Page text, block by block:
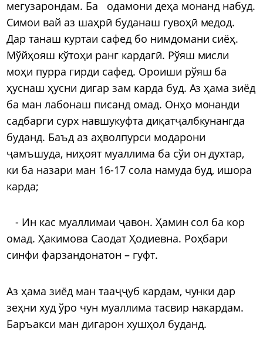
мегузарондам. Ба одамони деҳа монанд набуд.
Симои вай аз шаҳрӣ буданаш гувоҳӣ медод.
Дар танаш куртаи сафед бо нимдомани сиёҳ.
Мўйҳояш кўтоҳи ранг кардагӣ. Рўяш мисли
моҳи пурра гирди сафед. Ороиши рўяш ба
ҳуснаш ҳусни дигар зам карда буд. Аз ҳама зиёд
ба ман лабонаш писанд омад. Онҳо монанди
садбарги сурх навшукуфта диқатҷалбкунангда
буданд. Баъд аз аҳволпурси модарони
ҷамъшуда, ниҳоят муаллима ба сўи он духтар,
ки ба назари ман 16-17 сола намуда буд, ишора
карда;
- Ин кас муаллимаи ҷавон. Ҳамин сол ба кор
омад. Ҳакимова Саодат Ҳодиевна. Роҳбари
синфи фарзандонатон – гуфт.
Аз ҳама зиёд ман тааҷҷуб кардам, чунки дар
зеҳни худ ўро чун муаллима тасвир накардам.
Баръакси ман дигарон хушҳол буданд.